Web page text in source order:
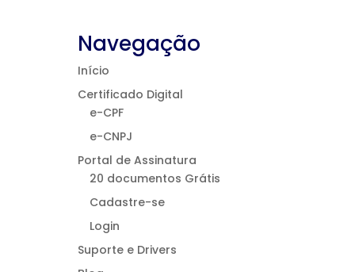
Navegação
Início
Certificado Digital
e-CPF
e-CNPJ
Portal de Assinatura
20 documentos Grátis
Cadastre-se
Login
Suporte e Drivers